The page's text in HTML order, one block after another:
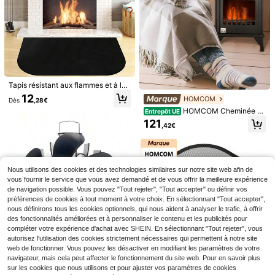
urale | Décoration de jardin, Cadea
u pour elle, Cadeau pour lui, Cadea
u pour les amis
30 pièces de coussinets de poitrine
invisibles, doux pour la peau et resp
irants, coussinets de poitrine auto-a
dhésifs à soutien élevé, coussinets
de poitrine sans couture anti-frictio
n lavables, convenant pour les maill
ots de bain, les vêtements anti-exp
osition, les débardeurs, la plage, le s
pa, les voyages, les vacances, les p
arcs aquatiques, les piscines, le por
t quotidien et les scènes de bain, co
mpatibles avec les vêtements sans
dos, sans bretelles et à col profond,
un excellent accessoire pour les ten
ues d'été! Appareil de massage, anti
-friction des cuisses, décoration d'a
utomne, décoration de chambre, dé
coration de Noël, accessoires de sa
Housse de tuyau d'évacuation de cl
imatiseur améliorée - Portable, inst
allation en un clic, housse de ventil
ation en tissu, accessoire de climati
seur, apparence à la mode, concept
ion flexible. Accessoire de tuyau de
ti-vieillissement, étanche et anti-ge
l, facile à installer, housse de ventila
tion en tissu, résistance thermique e
t performance de tuyau améliorées,
accessoire de climatiseur, apparenc
e à la mode, conception flexible.
9,88€
1 pièce Tissu d'étanchéité pour fen
être (avec manchon de tube réglabl
e et attaches de câble), plusieurs ta
Dès7,96€
Tapis résistant aux flammes et à la
chaleur pour cheminée, tapis de ch
eminée intérieure en fibre de verre
pour foyer extérieur
Dès 12,28€
Entrepôt UE Cuisinières et accessoir
es
31,38€
HOMCOM
Entrepôt UE HOMCOM Cheminée bi
oéthanol sur pieds avec réservoir 1,
2 L, environ 3 h de durée de combu
cm
121 ,42€
Nous utilisons des cookies et des technologies similaires sur notre site web afin de
vous fournir le service que vous avez demandé et de vous offrir la meilleure expérience
de navigation possible. Vous pouvez "Tout rejeter", "Tout accepter" ou définir vos
préférences de cookies à tout moment à votre choix. En sélectionnant "Tout accepter",
nous définirons tous les cookies optionnels, qui nous aident à analyser le trafic, à offrir
des fonctionnalités améliorées et à personnaliser le contenu et les publicités pour
compléter votre expérience d'achat avec SHEIN. En sélectionnant "Tout rejeter", vous
autorisez l'utilisation des cookies strictement nécessaires qui permettent à notre site
web de fonctionner. Vous pouvez les désactiver en modifiant les paramètres de votre
navigateur, mais cela peut affecter le fonctionnement du site web. Pour en savoir plus
sur les cookies que nous utilisons et pour ajuster vos paramètres de cookies